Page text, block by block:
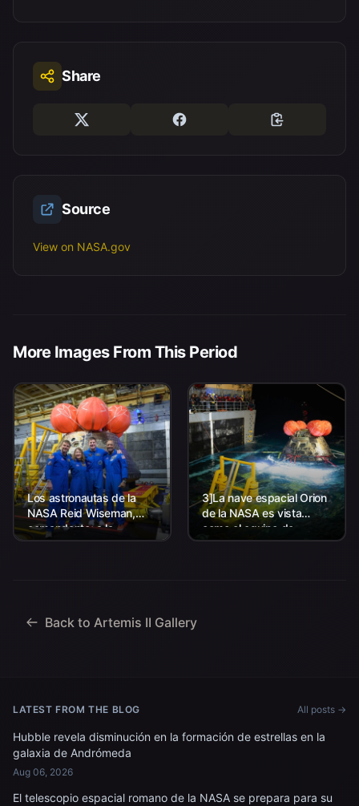
Share
Source
View on NASA.gov
More Images From This Period
Los astronautas de la
NASA Reid Wiseman,
comandante; a la
izquierda, Christina Koch,
Hansen, especialista en
3]La nave espacial Orion
de la NASA es vista
como el equipo de
Aterrizaje y Recuperación
Back to Artemis II Gallery
LATEST FROM THE BLOG All posts →
Hubble revela disminución en la formación de estrellas en la
galaxia de Andrómeda
Aug 06, 2026
El telescopio espacial romano de la NASA se prepara para su